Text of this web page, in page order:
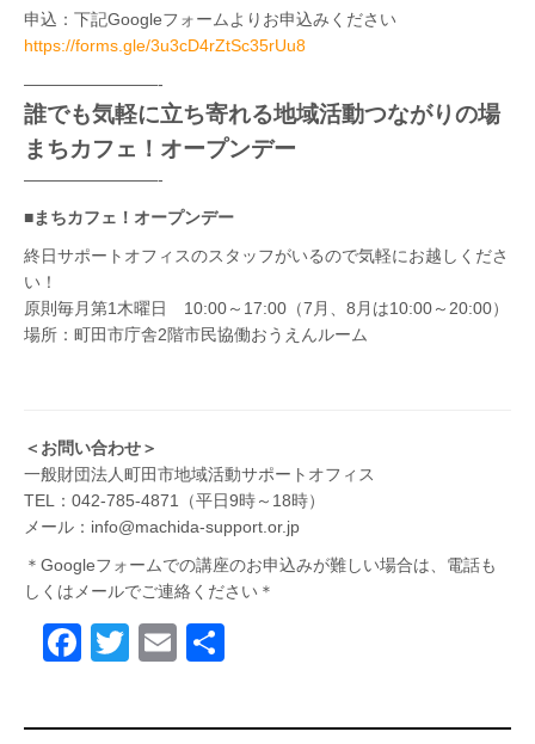
申込：下記Googleフォームよりお申込みください
https://forms.gle/3u3cD4rZtSc35rUu8
————————-
誰でも気軽に立ち寄れる地域活動つながりの場
まちカフェ！オープンデー
————————-
■まちカフェ！オープンデー
終日サポートオフィスのスタッフがいるので気軽にお越しくださ
い！
原則毎月第1木曜日 10:00～17:00（7月、8月は10:00～20:00）
場所：町田市庁舎2階市民協働おうえんルーム
＜お問い合わせ＞
一般財団法人町田市地域活動サポートオフィス
TEL：042-785-4871（平日9時～18時）
メール：info@machida-support.or.jp
＊Googleフォームでの講座のお申込みが難しい場合は、電話も
しくはメールでご連絡ください＊
F
c
T
tt
E
ail